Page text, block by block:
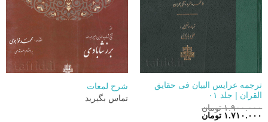
ترجمه عرایس البیان فی حقایق
القران | جلد ۰۱
۱.۹۰۰.۰۰۰ تومان
قیمت
۱.۷۱۰.۰۰۰ تومانقیمت
شرح لمعات
تماس بگیرید